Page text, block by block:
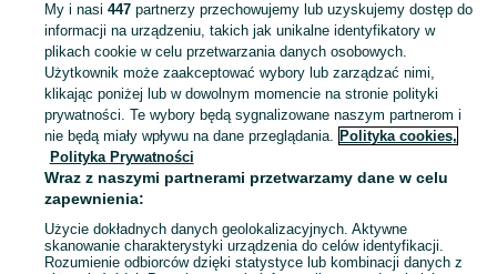
KATEGORIA
ubranko do chrztu dla chłopca,ubranko do chrztu dla dziewczynki,ubranko
Zobacz
Mapa kategorii
Mapa miejscowości
Mapa ministron
Popularne wyszukiwania
My i nasi 447partnerzy przechowujemy lub uzyskujemy dostęp do
informacji na urządzeniu, takich jak unikalne identyfikatory w
plikach cookie w celu przetwarzania danych osobowych.
Użytkownik może zaakceptować wybory lub zarządzać nimi,
klikając poniżej lub w dowolnym momencie na stronie polityki
prywatności. Te wybory będą sygnalizowane naszym partnerom i
nie będą miały wpływu na dane przeglądania. Polityka cookies,
Polityka Prywatności
Wraz z naszymi partnerami przetwarzamy dane w celu
zapewnienia:
Użycie dokładnych danych geolokalizacyjnych. Aktywne
skanowanie charakterystyki urządzenia do celów identyfikacji.
Rozumienie odbiorców dzięki statystyce lub kombinacji danych z